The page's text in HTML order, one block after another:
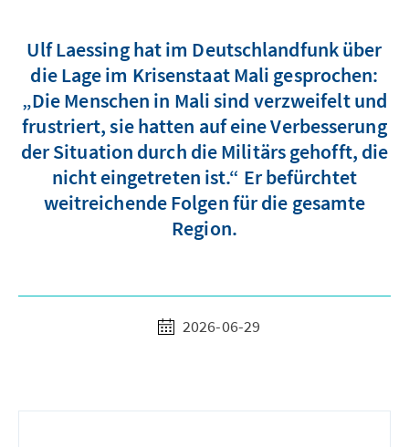
Ulf Laessing hat im Deutschlandfunk über
die Lage im Krisenstaat Mali gesprochen:
„Die Menschen in Mali sind verzweifelt und
frustriert, sie hatten auf eine Verbesserung
der Situation durch die Militärs gehofft, die
nicht eingetreten ist.“ Er befürchtet
weitreichende Folgen für die gesamte
Region.
2026-06-29